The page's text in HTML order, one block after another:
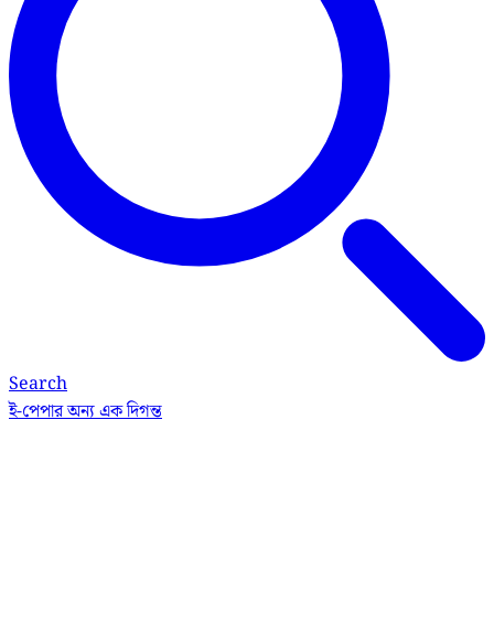
Search
ই-পেপারঅন্য এক দিগন্ত